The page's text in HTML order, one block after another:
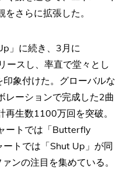
さらに拡張した。
」に続き、3月に
ースし、率直で堂々とし
象付けた。グローバルな
レーションで完成した2曲
生数1100万回を突破。
ートでは「Butterfly
トでは「Shut Up」が同
ンの注目を集めている。